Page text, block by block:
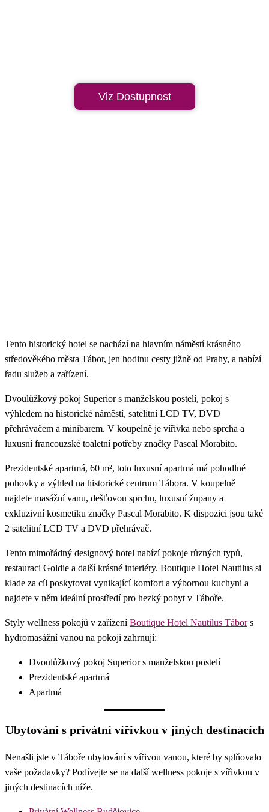
Viz Dostupnost
Tento historický hotel se nachází na hlavním náměstí krásného
středověkého města Tábor, jen hodinu cesty jižně od Prahy, a nabízí
řadu služeb a zařízení.
Dvoulůžkový pokoj Superior s manželskou postelí, pokoj s
výhledem na historické náměstí, satelitní LCD TV, DVD
přehrávačem a minibarem. V koupelně je vířivka nebo sprcha a
luxusní francouzské toaletní potřeby značky Pascal Morabito.
Prezidentské apartmá, 60 m², toto luxusní apartmá má pohodlné
pohovky a výhled na historické centrum Tábora. V koupelně
najdete masážní vanu, dešťovou sprchu, luxusní župany a
exkluzivní kosmetiku značky Pascal Morabito. K dispozici jsou také
2 satelitní LCD TV a DVD přehrávač.
Tento mimořádný designový hotel nabízí pokoje různých typů,
restauraci Goldie a další krásné interiéry. Boutique Hotel Nautilus si
klade za cíl poskytovat vynikající komfort a výbornou kuchyni a
najdete v něm ideální prostředí pro hezký pobyt v Táboře.
Styly wellness pokojů v zařízeníBoutique Hotel Nautilus Tábors
hydromasážní vanou na pokoji zahrnují:
Dvoulůžkový pokoj Superior s manželskou postelí
Prezidentské apartmá
Apartmá
Ubytování s privátní vířivkou v jiných destinacích
Nenašli jste v Táboře ubytování s vířivou vanou, které by splňovalo
vaše požadavky? Podívejte se na další wellness pokoje s vířivkou v
jiných destinacích níže.